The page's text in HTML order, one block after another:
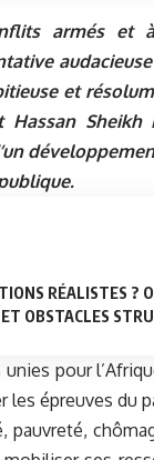
armés et à
et
Hassan
RÉALISTES ?
OBSTACLES
pour
épreuves du
pauvreté,